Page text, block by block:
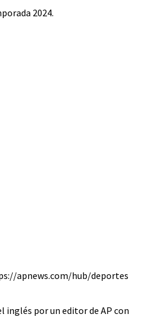
2024.
apnews.com/hub/deportes
inglés por un editor de AP con